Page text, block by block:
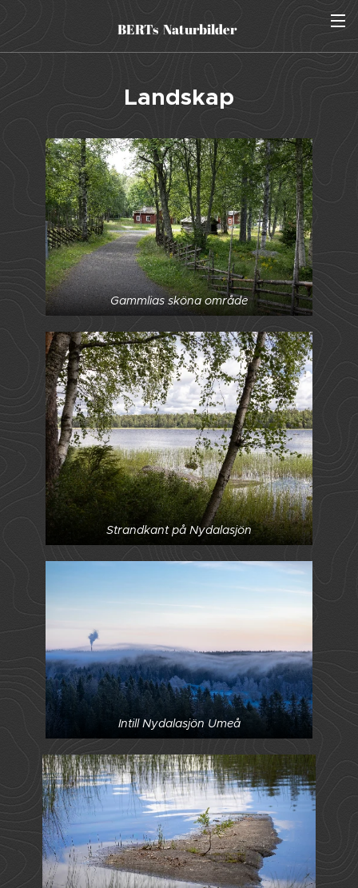
BERTs Naturbilder
Landskap
Gammlias sköna område
Strandkant på Nydalasjön
Intill Nydalasjön Umeå